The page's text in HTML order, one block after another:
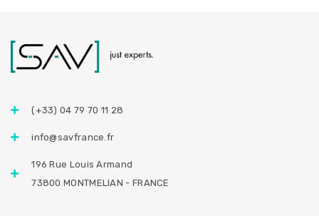
(+33) 04 79 70 11 28
info@savfrance.fr
196 Rue Louis Armand
73800 MONTMELIAN - FRANCE